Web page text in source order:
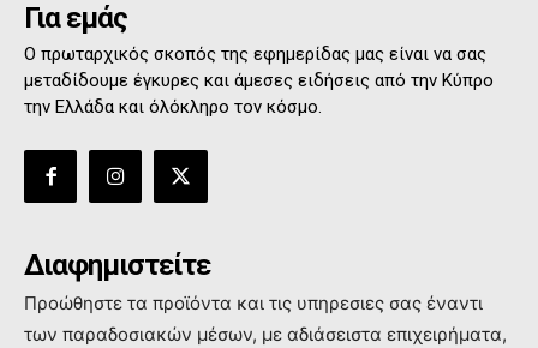
Για εμάς
Ο πρωταρχικός σκοπός της εφημερίδας μας είναι να σας
μεταδίδουμε έγκυρες και άμεσες ειδήσεις από την Κύπρο
την Ελλάδα και όλόκληρο τον κόσμο.
Διαφημιστείτε
Προώθηστε τα προϊόντα και τις υπηρεσιες σας έναντι
των παραδοσιακών μέσων, με αδιάσειστα επιχειρήματα,